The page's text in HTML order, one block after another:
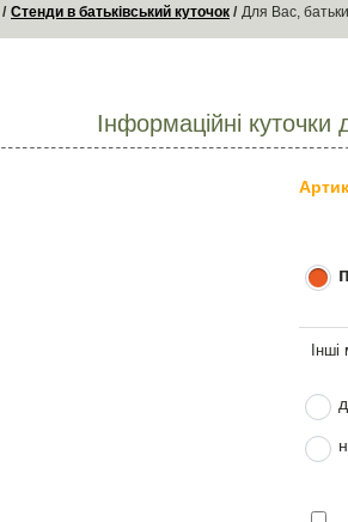
Стенди в батьківський куточок Для Вас, батьки
Інформаційні куточки